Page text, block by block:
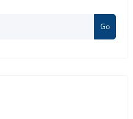
Go